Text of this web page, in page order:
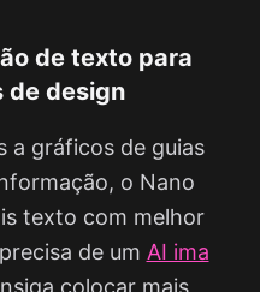
de texto para
de design
a gráficos de guias
o Nano
texto com melhor
de um AI ima
colocar mais